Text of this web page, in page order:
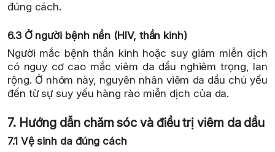
đúng cách.
6.3 Ở người bệnh nền (HIV, thần kinh)
Người mắc bệnh thần kinh hoặc suy giảm miễn dịch
có nguy cơ cao mắc viêm da dầu nghiêm trọng, lan
rộng. Ở nhóm này, nguyên nhân viêm da dầu chủ yếu
đến từ sự suy yếu hàng rào miễn dịch của da.
7. Hướng dẫn chăm sóc và điều trị viêm da dầu
7.1 Vệ sinh da đúng cách